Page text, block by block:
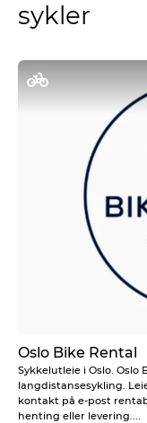
sykler
Oslo Bike Rental
Sykkelutleie i Oslo.
langdistansesykling.
kontakt på e-post
henting eller levering....